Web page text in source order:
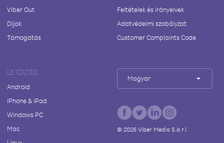
Viber Out
Díjak
Támogatás
Feltételek és irányelvek
Adatvédelmi szabályzat
Customer Complaints Code
LETÖLTÉS
Android
iPhone & iPad
Windows PC
Mac
Magyar
© 2026Viber Media S.à r.l.